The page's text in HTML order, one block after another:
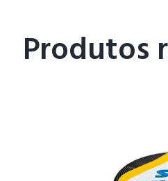
Produtos